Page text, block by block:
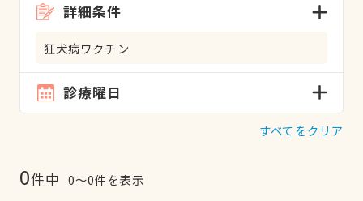
詳細条件
狂犬病ワクチン
診療曜日
すべてをクリア
0件中 0〜0件を表示